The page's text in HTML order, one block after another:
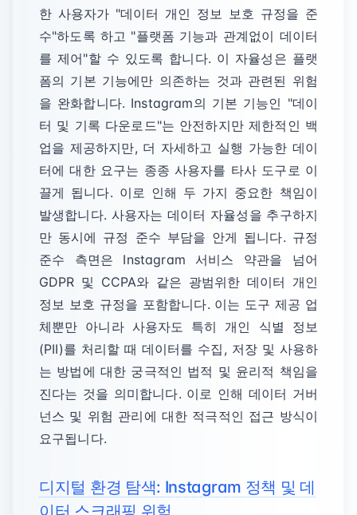
한 사용자가 "데이터 개인 정보 보호 규정을 준
수"하도록 하고 "플랫폼 기능과 관계없이 데이터
를 제어"할 수 있도록 합니다. 이 자율성은 플랫
폼의 기본 기능에만 의존하는 것과 관련된 위험
을 완화합니다. Instagram의 기본 기능인 "데이
터 및 기록 다운로드"는 안전하지만 제한적인 백
업을 제공하지만, 더 자세하고 실행 가능한 데이
터에 대한 요구는 종종 사용자를 타사 도구로 이
끌게 됩니다. 이로 인해 두 가지 중요한 책임이
발생합니다. 사용자는 데이터 자율성을 추구하지
만 동시에 규정 준수 부담을 안게 됩니다. 규정
준수 측면은 Instagram 서비스 약관을 넘어
GDPR 및 CCPA와 같은 광범위한 데이터 개인
정보 보호 규정을 포함합니다. 이는 도구 제공 업
체뿐만 아니라 사용자도 특히 개인 식별 정보
(PII)를 처리할 때 데이터를 수집, 저장 및 사용하
는 방법에 대한 궁극적인 법적 및 윤리적 책임을
진다는 것을 의미합니다. 이로 인해 데이터 거버
넌스 및 위험 관리에 대한 적극적인 접근 방식이
요구됩니다.
디지털 환경 탐색: Instagram 정책 및 데
이터 스크래핑 위험